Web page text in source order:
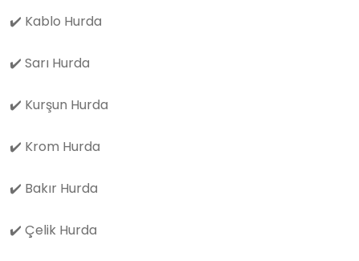
✔️ Kablo Hurda
✔️ Sarı Hurda
✔️ Kurşun Hurda
✔️ Krom Hurda
✔️ Bakır Hurda
✔️ Çelik Hurda